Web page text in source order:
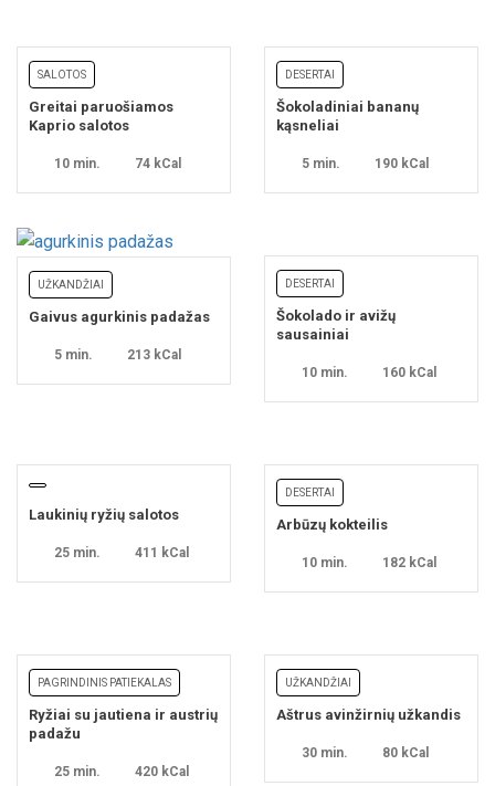
SALOTOS
Greitai paruošiamos
Kaprio salotos
10 min. 74 kCal
DESERTAI
Šokoladiniai bananų
kąsneliai
5 min. 190 kCal
UŽKANDŽIAI
Gaivus agurkinis padažas
5 min. 213 kCal
DESERTAI
Šokolado ir avižų
sausainiai
10 min. 160 kCal
Laukinių ryžių salotos
25 min. 411 kCal
DESERTAI
Arbūzų kokteilis
10 min. 182 kCal
PAGRINDINIS PATIEKALAS
Ryžiai su jautiena ir austrių
padažu
25 min. 420 kCal
UŽKANDŽIAI
Aštrus avinžirnių užkandis
30 min. 80 kCal